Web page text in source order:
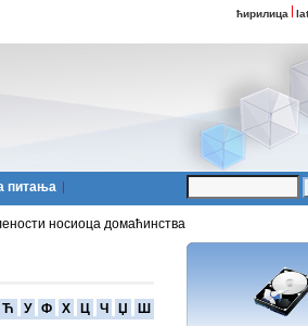
ћирилица
питања
носиоца домаћинства
Ћ У Ф Х Ц Ч Џ Ш